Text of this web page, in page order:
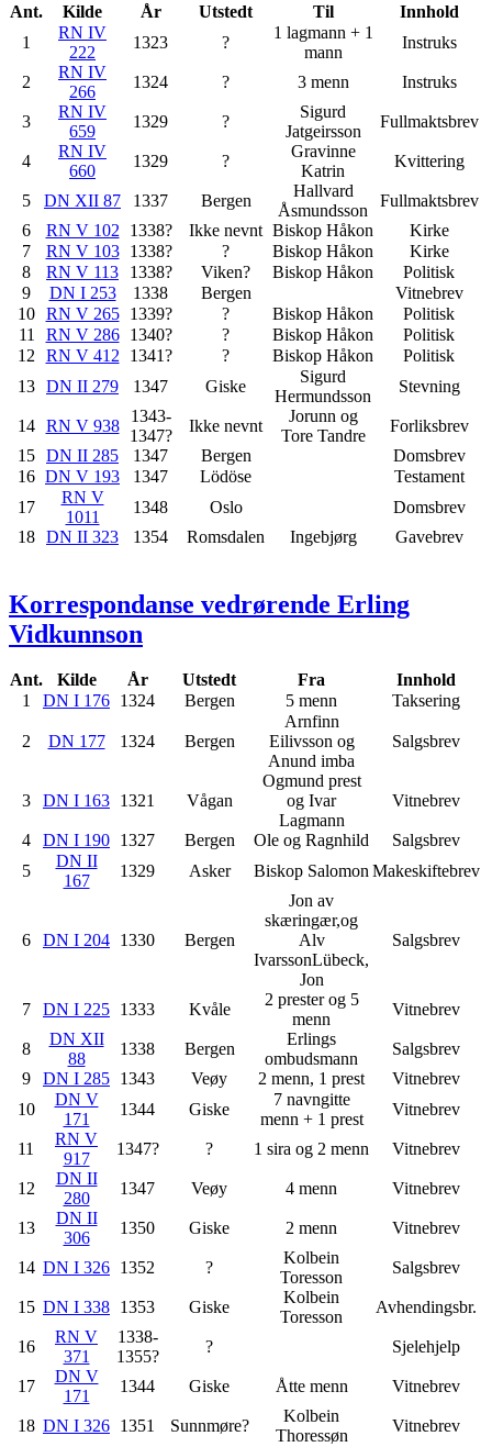
Ant. Kilde År Utstedt Til
Innhold
1
RN IV
222
1323 ?
1 lagmann + 1
mann
Instruks
2
RN IV
266
1324 ? 3 menn Instruks
3
RN IV
659
1329 ?
Sigurd
Jatgeirsson
Fullmaktsbrev
4
RN IV
660
1329 ?
Gravinne
Katrin
Kvittering
5 DN XII 87 1337 Bergen
Hallvard
Åsmundsson
Fullmaktsbrev
6
RN V 102 1338? Ikke nevnt Biskop Håkon
Kirke
7
RN V 103 1338? ? Biskop Håkon
Kirke
8
RN V 113 1338? Viken? Biskop Håkon
Politisk
9
DN I 253 1338 Bergen
Vitnebrev
10 RN V 265 1339? ? Biskop Håkon
Politisk
11
RN V 286 1340? ? Biskop Håkon
Politisk
12
RN V 412 1341? ? Biskop Håkon
Politisk
13 DN II 279 1347 Giske
Sigurd
Hermundsson
Stevning
14 RN V 938
1343-
1347?
Ikke nevnt
Jorunn og
Tore Tandre
Forliksbrev
15 DN II 285 1347 Bergen
Domsbrev
16 DN V 193 1347 Lödöse
Testament
17
RN V
1011
1348 Oslo
Domsbrev
18 DN II 323 1354 Romsdalen Ingebjørg Gavebrev
Korrespondanse vedrørende Erling
Vidkunnson
Ant. Kilde År Utstedt Fra
Innhold
1
DN I 176 1324 Bergen 5 menn Taksering
2 DN 177 1324 Bergen
Arnfinn
Eilivsson og
Anund imba
Salgsbrev
3 DN I 163 1321 Vågan
Ogmund prest
og Ivar
Lagmann
Vitnebrev
4 DN I 190 1327 Bergen Ole og Ragnhild
Salgsbrev
5
DN II
167
1329 Asker Biskop SalomonMakeskiftebrev
6 DN I 204 1330 Bergen
Jon av
skæringær,og
Alv
IvarssonLübeck,
Jon
Salgsbrev
7 DN I 225 1333 Kvåle
2 prester og 5
menn
Vitnebrev
8
DN XII
88
1338 Bergen
Erlings
ombudsmann
Salgsbrev
9
DN I 285 1343 Veøy 2 menn, 1 prest
Vitnebrev
10
DN V
171
1344 Giske
7 navngitte
menn + 1 prest
Vitnebrev
11
RN V
917
1347? ? 1 sira og 2 menn Vitnebrev
12
DN II
280
1347 Veøy 4 menn Vitnebrev
13
DN II
306
1350 Giske 2 menn Vitnebrev
14 DN I 326 1352 ?
Kolbein
Toresson
Salgsbrev
15 DN I 338 1353 Giske
Kolbein
Toresson
Avhendingsbr.
16
RN V
371
1338-
1355?
? Sjelehjelp
17
DN V
171
1344 Giske Åtte menn Vitnebrev
18 DN I 326 1351 Sunnmøre?
Kolbein
Thoressøn
Vitnebrev